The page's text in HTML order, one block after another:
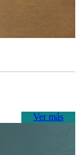
Ver más